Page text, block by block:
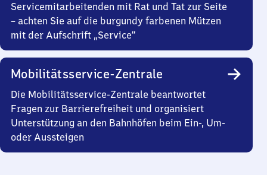
Servicemitarbeitenden mit Rat und Tat zur Seite
– achten Sie auf die burgundy farbenen Mützen
mit der Aufschrift „Service“
Mobilitätsservice-Zentrale
Die Mobilitätsservice-Zentrale beantwortet
Fragen zur Barrierefreiheit und organisiert
Unterstützung an den Bahnhöfen beim Ein-, Um-
oder Aussteigen